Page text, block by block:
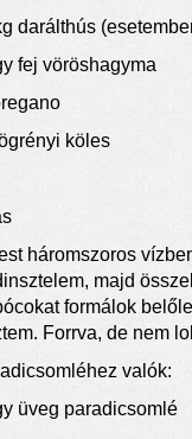
darálthús
fej vöröshagyma
köles
háromszoros
majd
formálok
Forrva, de nem
valók:
üveg paradicsomlé